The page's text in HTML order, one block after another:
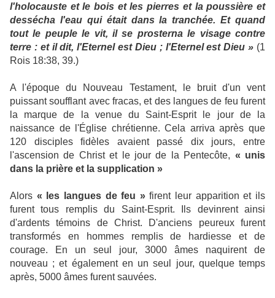
l'holocauste et le bois et les pierres et la poussière et
dessécha l'eau qui était dans la tranchée. Et quand
tout le peuple le vit, il se prosterna le visage contre
terre : et il dit, l'Eternel est Dieu ; l'Eternel est Dieu » (1
Rois 18:38, 39.)
A l'époque du Nouveau Testament, le bruit d'un vent
puissant soufflant avec fracas, et des langues de feu furent
la marque de la venue du Saint-Esprit le jour de la
naissance de l'Église chrétienne. Cela arriva après que
120 disciples fidèles avaient passé dix jours, entre
l'ascension de Christ et le jour de la Pentecôte, « unis
dans la prière et la supplication »
Alors « les langues de feu »firent leur apparition et ils
furent tous remplis du Saint-Esprit. Ils devinrent ainsi
d'ardents témoins de Christ. D'anciens peureux furent
transformés en hommes remplis de hardiesse et de
courage. En un seul jour, 3000 âmes naquirent de
nouveau ; et également en un seul jour, quelque temps
après, 5000 âmes furent sauvées.